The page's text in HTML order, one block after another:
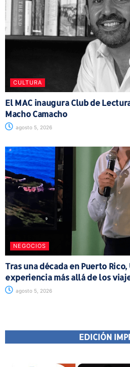
CULTURA
El MAC inaugura Club de
Macho Camacho
agosto 5, 2026
NEGOCIOS
Tras una década en Puerto
experiencia más allá de los
agosto 5, 2026
EDICIÓN